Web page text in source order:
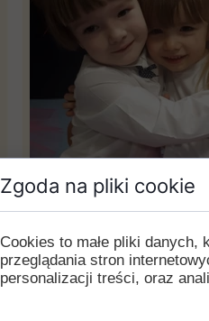
Zgoda na pliki cookie
Cookies to małe pliki danych,
przeglądania stron
personalizacji treści, oraz